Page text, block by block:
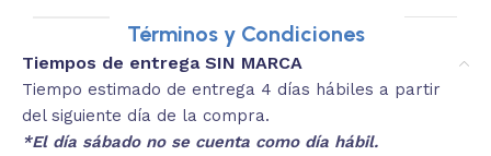
Términos y Condiciones
Tiempos de entrega SIN MARCA
Tiempo estimado de entrega 4 días hábiles a partir
del siguiente día de la compra.
*El día sábado no se cuenta como día hábil.